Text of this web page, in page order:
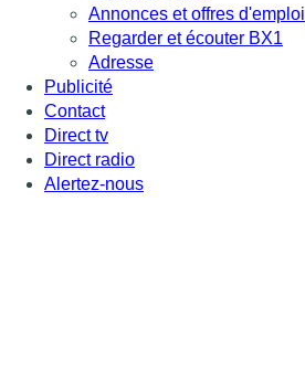
Annonces et offres d'emploi
Regarder et écouter BX1
Adresse
Publicité
Contact
Direct tv
Direct radio
Alertez-nous